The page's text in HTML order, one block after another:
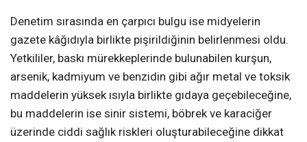
Denetim sırasında en çarpıcı bulgu ise midyelerin
gazete kâğıdıyla birlikte pişirildiğinin belirlenmesi oldu.
Yetkililer, baskı mürekkeplerinde bulunabilen kurşun,
arsenik, kadmiyum ve benzidin gibi ağır metal ve toksik
maddelerin yüksek ısıyla birlikte gıdaya geçebileceğine,
bu maddelerin ise sinir sistemi, böbrek ve karaciğer
üzerinde ciddi sağlık riskleri oluşturabileceğine dikkat